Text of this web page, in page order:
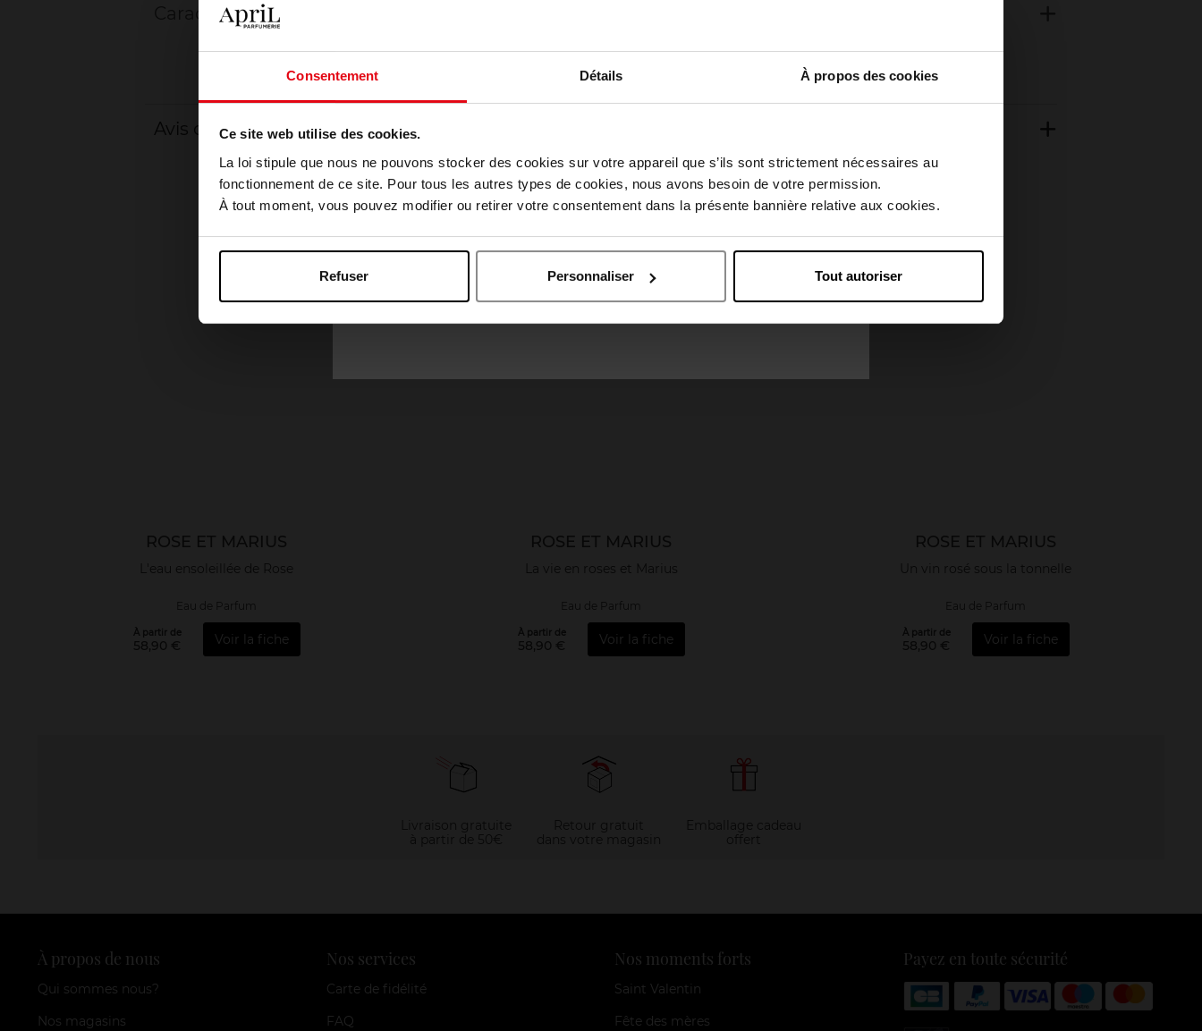
Consentement Détails À propos des cookies
Ce site web utilise des cookies.
La loi stipule que nous ne pouvons stocker des cookies sur votre appareil que s’ils sont strictement nécessaires au
fonctionnement de ce site. Pour tous les autres types de cookies, nous avons besoin de votre permission.
À tout moment, vous pouvez modifier ou retirer votre consentement dans la présente bannière relative aux cookies.
Refuser Personnaliser Tout autoriser
Caractéristiques
Avis client
Oublié quelque chose ?
ROSE ET MARIUS
L'eau ensoleillée de Rose
Eau de Parfum
À partir de
58,90 € Voir la fiche
ROSE ET MARIUS
La vie en roses et Marius
Eau de Parfum
À partir de
58,90 € Voir la fiche
ROSE ET MARIUS
Un vin rosé sous la tonnelle
Eau de Parfum
À partir de
58,90 € Voir la fiche
À propos de nous
Qui sommes nous?
Nos magasins
Nos services
Carte de fidélité
FAQ
Nos moments forts
Saint Valentin
Fête des mères
Payez en toute sécurité
Choisissez votre pays